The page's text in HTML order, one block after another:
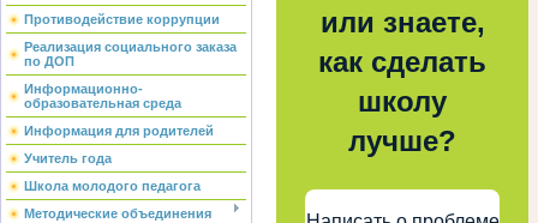
Противодействие коррупции
Реализация социального заказа
по ДОП
Информационно-
образовательная среда
Информация для родителей
Учитель года
Школа молодого педагога
Методические объединения
или знаете,
как сделать
школу
лучше?